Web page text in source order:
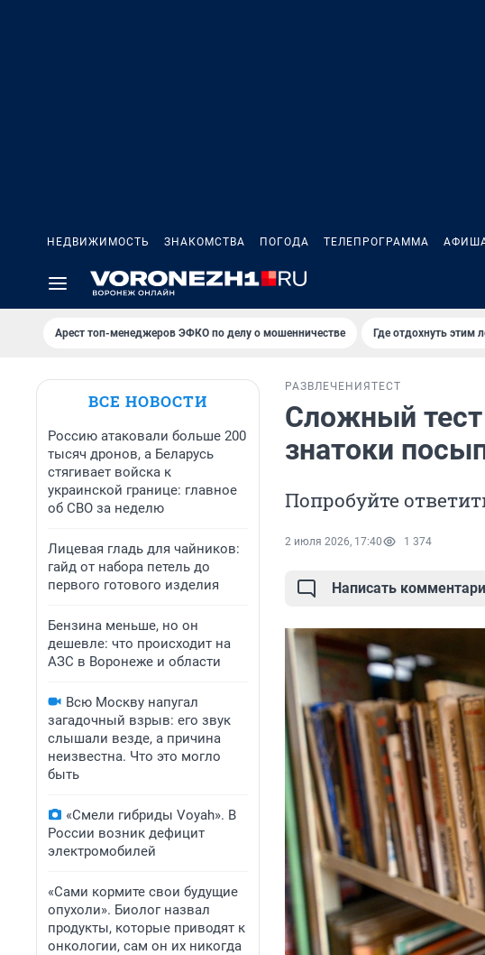
НЕДВИЖИМОСТЬ ЗНАКОМСТВА ПОГОДА ТЕЛЕПРОГРАММА
Арест топ-менеджеров ЭФКО по делу о мошенничестве Где отдохнуть этим
ВСЕ НОВОСТИ
Россию атаковали больше 200
тысяч дронов, а Беларусь
стягивает войска к
украинской границе: главное
об СВО за неделю
Лицевая гладь для чайников:
гайд от набора петель до
первого готового изделия
Бензина меньше, но он
дешевле: что происходит на
АЗС в Воронеже и области
Всю Москву напугал
загадочный взрыв: его звук
слышали везде, а причина
неизвестна. Что это могло
быть
«Смели гибриды Voyah». В
России возник дефицит
электромобилей
«Сами кормите свои будущие
опухоли». Биолог назвал
продукты, которые приводят к
онкологии, сам он их никогда
РАЗВЛЕЧЕНИЯ ТЕСТ
Сложный
знатоки
Попробуйте
2 июля 2026, 17:40 1 374
Написать